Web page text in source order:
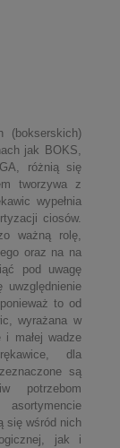
(bokserskich)
jak BOKS,
różnią się
tworzywa z
wypełnia
ciosów.
ważną rolę,
oraz na na
pod uwagę
uwzględnienie
to od
wyrażana w
i małej wadze
dla
są
potrzebom
się wśród nich
jak i